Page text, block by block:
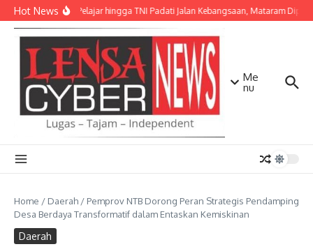
Lewati ke konten
Hot NewsRibuan Pelajar hingga TNI Padati Jalan Kebangsaan, Mataram
Me
nu
Home / Daerah / Pemprov NTB Dorong Peran Strategis Pendamping
Desa Berdaya Transformatif dalam Entaskan Kemiskinan
Daerah